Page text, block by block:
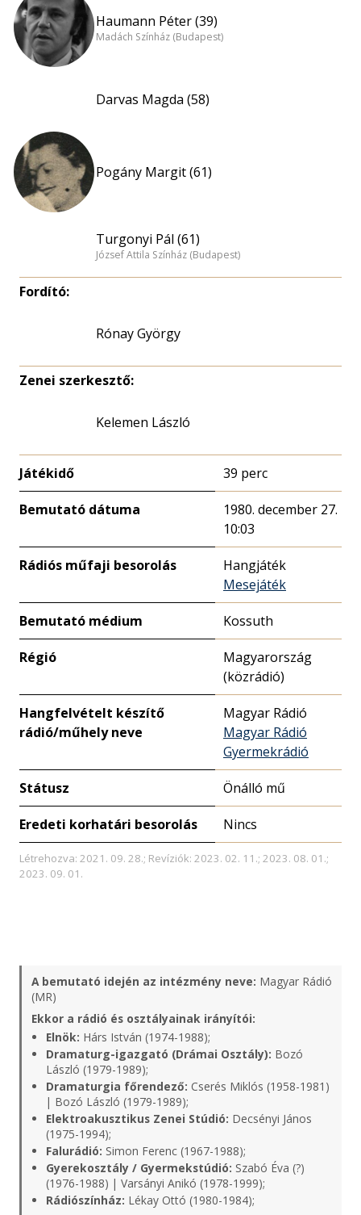
Haumann Péter (39)
Madách Színház (Budapest)
Darvas Magda (58)
Pogány Margit (61)
Turgonyi Pál (61)
József Attila Színház (Budapest)
Fordító:
Rónay György
Zenei szerkesztő:
Kelemen László
Játékidő 39 perc
Bemutató dátuma
1980. december 27.
10:03
Rádiós műfaji besorolás
Hangjáték
Mesejáték
Bemutató médium Kossuth
Régió
Magyarország
(közrádió)
Hangfelvételt készítő
rádió/műhely neve
Magyar Rádió
Magyar Rádió
Gyermekrádió
Státusz Önálló mű
Eredeti korhatári besorolás Nincs
Létrehozva: 2021. 09. 28.; Revíziók: 2023. 02. 11.; 2023. 08. 01.;
2023. 09. 01.
A bemutató idején az intézmény neve: Magyar Rádió
(MR)
Ekkor a rádió és osztályainak irányítói:
Elnök: Hárs István (1974-1988);
Dramaturg-igazgató (Drámai Osztály): Bozó
László (1979-1989);
Dramaturgia főrendező: Cserés Miklós (1958-1981)
| Bozó László (1979-1989);
Elektroakusztikus Zenei Stúdió: Decsényi János
(1975-1994);
Falurádió: Simon Ferenc (1967-1988);
Gyerekosztály / Gyermekstúdió: Szabó Éva (?)
(1976-1988) | Varsányi Anikó (1978-1999);
Rádiószínház: Lékay Ottó (1980-1984);